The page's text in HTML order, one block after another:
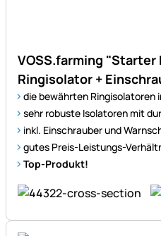
VOSS.farming "Starter
Ringisolator +
die bewährten Ringisolatoren
sehr robuste Isolatoren mit
inkl. Einschrauber und
gutes Preis-Leistungs-
Top-Produkt!